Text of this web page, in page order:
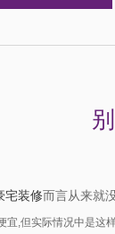
宅装修而言从来就
宜,但实际情况中是这